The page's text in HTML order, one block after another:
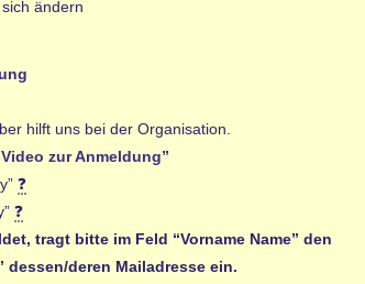
ändern
hilft uns bei der Organisation.
zur Anmeldung”
❓
❓
tragt bitte im Feld “Vorname Name” den
dessen/deren Mailadresse ein.